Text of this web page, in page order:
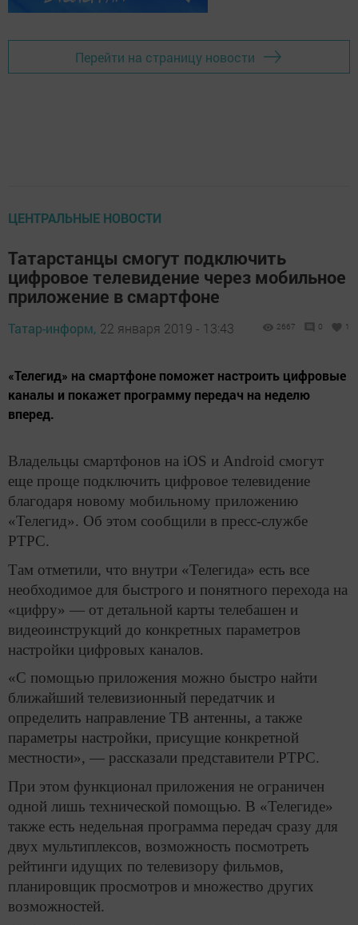
Перейти на страницу новости
ЦЕНТРАЛЬНЫЕ НОВОСТИ
Татарстанцы смогут подключить
цифровое телевидение через мобильное
приложение в смартфоне
Татар-информ, 22 января 2019 - 13:43 2667 0 1
«Телегид» на смартфоне поможет настроить цифровые
каналы и покажет программу передач на неделю
вперед.
Владельцы смартфонов на iOS и Android смогут
еще проще подключить цифровое телевидение
благодаря новому мобильному приложению
«Телегид». Об этом сообщили в пресс-службе
РТРС.
Там отметили, что внутри «Телегида» есть все
необходимое для быстрого и понятного перехода на
«цифру» — от детальной карты телебашен и
видеоинструкций до конкретных параметров
настройки цифровых каналов.
«С помощью приложения можно быстро найти
ближайший телевизионный передатчик и
определить направление ТВ антенны, а также
параметры настройки, присущие конкретной
местности», — рассказали представители РТРС.
При этом функционал приложения не ограничен
одной лишь технической помощью. В «Телегиде»
также есть недельная программа передач сразу для
двух мультиплексов, возможность посмотреть
рейтинги идущих по телевизору фильмов,
планировщик просмотров и множество других
возможностей.